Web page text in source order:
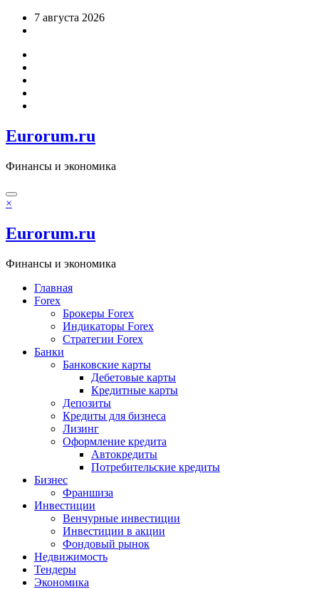
Перейти7 августа 2026
Eurorum.ru
Финансы и экономика
×
Eurorum.ru
Финансы и экономика
Главная
Forex
Брокеры Forex
Индикаторы Forex
Стратегии Forex
Банки
Банковские карты
Дебетовые карты
Кредитные карты
Депозиты
Кредиты для бизнеса
Лизинг
Оформление кредита
Автокредиты
Потребительские кредиты
Бизнес
Франшиза
Инвестиции
Венчурные инвестиции
Инвестиции в акции
Фондовый рынок
Недвижимость
Тендеры
Экономика